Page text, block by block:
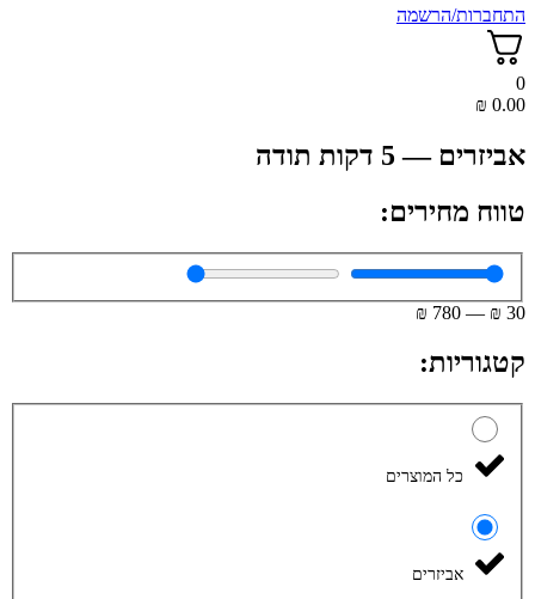
התחברות/הרשמה
0
0.00
₪
אביזרים — 5 דקות תודה
טווח מחירים:
30
₪
—
780
₪
קטגוריות:
כל המוצרים
אביזרים